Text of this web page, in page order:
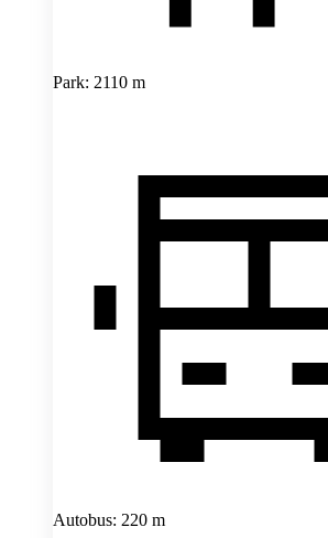
Park: 2110 m
Autobus: 220 m